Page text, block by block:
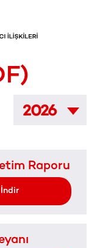
2026
Raporu
İndir